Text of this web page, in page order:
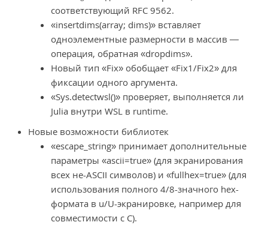
соответствующий RFC 9562.
«insertdims(array; dims)» вставляет
одноэлементные размерности в массив —
операция, обратная «dropdims».
Новый тип «Fix» обобщает «Fix1/Fix2» для
фиксации одного аргумента.
«Sys.detectwsl()» проверяет, выполняется ли
Julia внутри WSL в runtime.
Новые возможности библиотек
«escape_string» принимает дополнительные
параметры «ascii=true» (для экранирования
всех не-ASCII символов) и «fullhex=true» (для
использования полного 4/8-значного hex-
формата в u/U-экранировке, например для
совместимости с C).